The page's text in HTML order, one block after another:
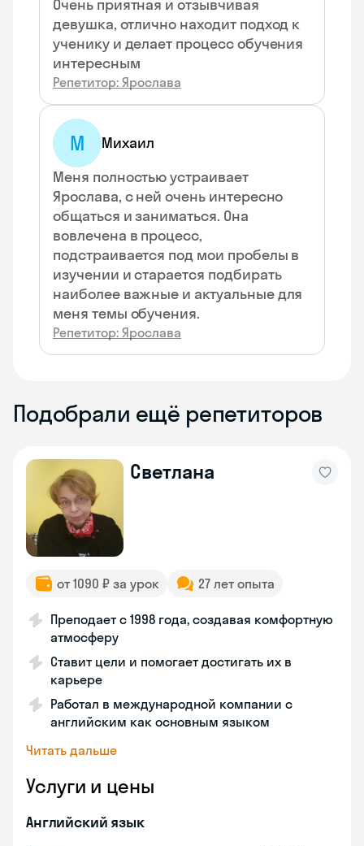
Очень приятная и отзывчивая
девушка, отлично находит подход к
ученику и делает процесс обучения
интересным
Репетитор: Ярослава
М
Михаил
Меня полностью устраивает
Ярослава, с ней очень интересно
общаться и заниматься. Она
вовлечена в процесс,
подстраивается под мои пробелы в
изучении и старается подбирать
наиболее важные и актуальные для
меня темы обучения.
Репетитор: Ярослава
Подобрали ещё репетиторов
Светлана
от 1090 ₽ за урок 27 лет опыта
Преподает с 1998 года, создавая комфортную
атмосферу
Ставит цели и помогает достигать их в
карьере
Работал в международной компании с
английским как основным языком
Читать дальше
Услуги и цены
Английский язык